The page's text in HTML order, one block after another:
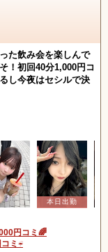
た飲み会を楽しんで
！初回40分1,000円コ
し今夜はセシルで決
円コミ🌈
ミ☔️